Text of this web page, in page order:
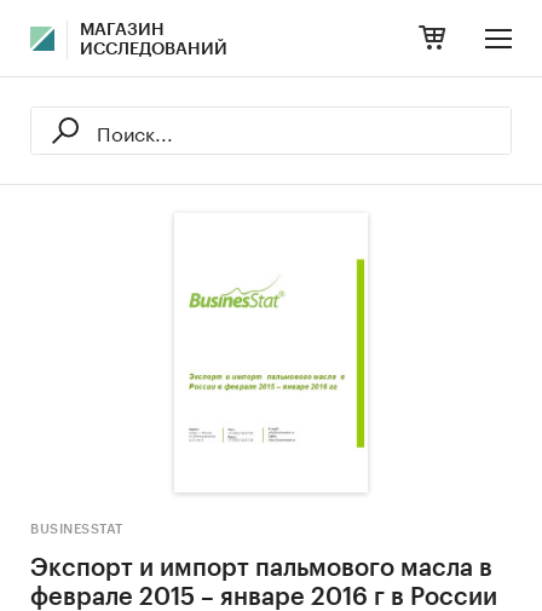
МАГАЗИН
ИССЛЕДОВАНИЙ
BUSINESSTAT
Экспорт и импорт пальмового масла в
феврале 2015 – январе 2016 г в России